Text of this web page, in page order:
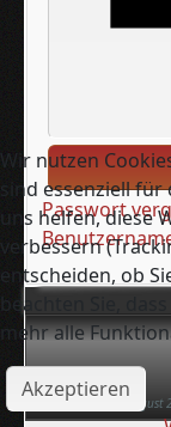
Samstag, 08. August
Passwort
Wir nutzen
sind essenziell für
uns helfen, diese
verbessern
entscheiden, ob
beachten Sie,
mehr alle
Akzeptieren